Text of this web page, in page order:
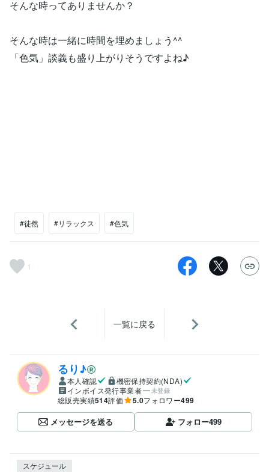
そんな時ってありませんか？
そんな時は一緒に時間を埋めましょう^^
「色気」談義も盛り上がりそうですよね♪
#徒然 #リラックス #色気
1
一覧に戻る
るり♪
本人確認
機密保持契約(NDA)
インボイス発行事業者
未登録
総販売実績514評価 5.0フォロワー499
メッセージを送る フォロー499
スケジュール